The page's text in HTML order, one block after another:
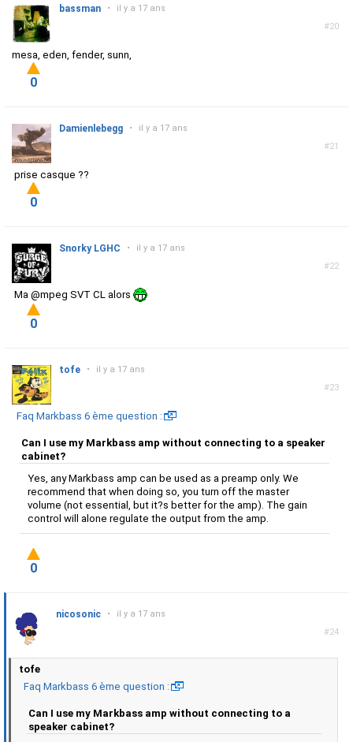
#20
bassman • il y a 17 ans
mesa, eden, fender, sunn,
0
#21
Damienlebegg • il y a 17 ans
prise casque ??
0
#22
Snorky LGHC • il y a 17 ans
Ma @mpeg SVT CL alors
0
#23
tofe • il y a 17 ans
Faq Markbass 6 ème question :
Can I use my Markbass amp without connecting to a speaker
cabinet?
Yes, any Markbass amp can be used as a preamp only. We
recommend that when doing so, you turn off the master
volume (not essential, but it?s better for the amp). The gain
control will alone regulate the output from the amp.
0
#24
nicosonic • il y a 17 ans
tofe
Faq Markbass 6 ème question :
Can I use my Markbass amp without connecting to a
speaker cabinet?